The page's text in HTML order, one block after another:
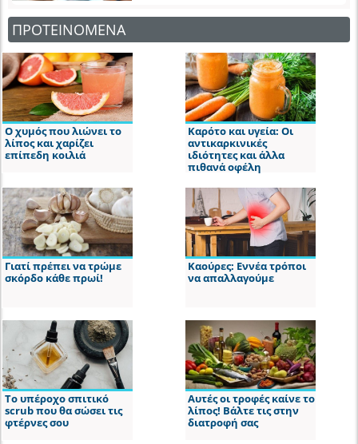
ΠΡΟΤΕΙΝΟΜΕΝΑ
Ο χυμός που λιώνει το
λίπος και χαρίζει
επίπεδη κοιλιά
Καρότο και υγεία: Οι
αντικαρκινικές
ιδιότητες και άλλα
πιθανά οφέλη
Γιατί πρέπει να τρώμε
σκόρδο κάθε πρωί!
Καούρες: Εννέα τρόποι
να απαλλαγούμε
Το υπέροχο σπιτικό
scrub που θα σώσει τις
φτέρνες σου
Αυτές οι τροφές καίνε το
λίπος! Βάλτε τις στην
διατροφή σας